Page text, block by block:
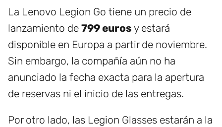
La Lenovo Legion Go tiene un precio de
lanzamiento de 799 euros y estará
disponible en Europa a partir de noviembre.
Sin embargo, la compañía aún no ha
anunciado la fecha exacta para la apertura
de reservas ni el inicio de las entregas.
Por otro lado, las Legion Glasses estarán a la